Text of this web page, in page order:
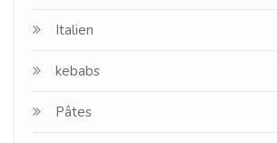
Italien
kebabs
Pâtes